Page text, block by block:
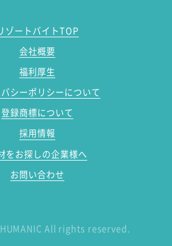
ゾートバイトTOP
会社概要
福利厚生
シーポリシーについて
登録商標について
採用情報
をお探しの企業様へ
お問い合わせ
HUMANIC All rights reserved.